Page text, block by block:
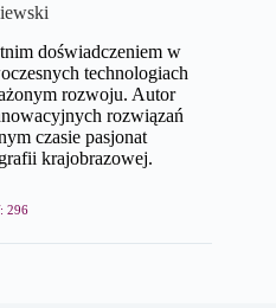
doświadczeniem w
technologiach
rozwoju. Autor
rozwiązań
czasie pasjonat
krajobrazowej.
296